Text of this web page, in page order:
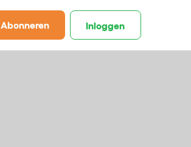
Abonneren Inloggen